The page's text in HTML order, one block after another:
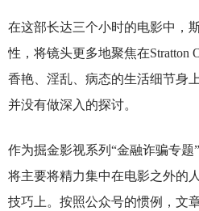
在这部长达三个小时的电影中，
性，将镜头更多地聚焦在Stratton
香艳、淫乱、病态的生活细节身
并没有做深入的探讨。
作为掘金影视系列“金融诈骗专
将主要将精力集中在电影之外的
技巧上。按照公众号的惯例，文